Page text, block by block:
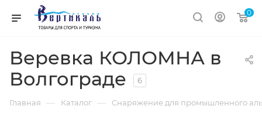
0
Веревка КОЛОМНА в
Волгограде
6
Главная — Каталог — Снаряжение для промышленного